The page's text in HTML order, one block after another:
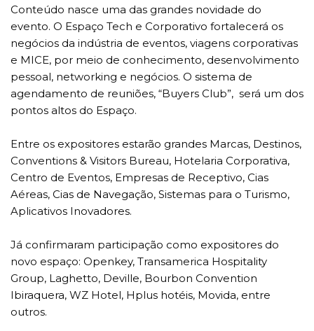
Conteúdo nasce uma das grandes novidade do
evento. O Espaço Tech e Corporativo fortalecerá os
negócios da indústria de eventos, viagens corporativas
e MICE, por meio de conhecimento, desenvolvimento
pessoal, networking e negócios. O sistema de
agendamento de reuniões, “Buyers Club”, será um dos
pontos altos do Espaço.
Entre os expositores estarão grandes Marcas, Destinos,
Conventions & Visitors Bureau, Hotelaria Corporativa,
Centro de Eventos, Empresas de Receptivo, Cias
Aéreas, Cias de Navegação, Sistemas para o Turismo,
Aplicativos Inovadores.
Já confirmaram participação como expositores do
novo espaço: Openkey, Transamerica Hospitality
Group, Laghetto, Deville, Bourbon Convention
Ibiraquera, WZ Hotel, Hplus hotéis, Movida, entre
outros.